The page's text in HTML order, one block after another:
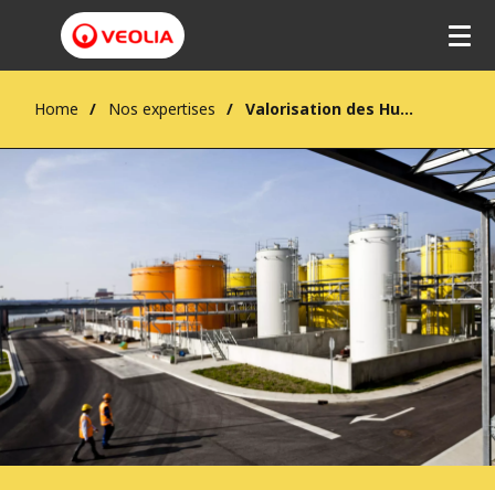
Home Nos expertises Valorisation des Huiles Alimentaires Usagées en biocarburant